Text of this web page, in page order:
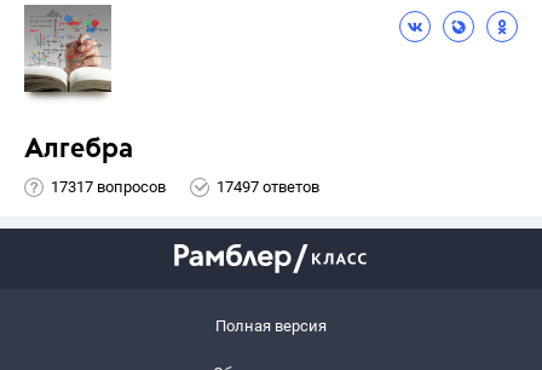
Алгебра
17317 вопросов 17497 ответов
Полная версия